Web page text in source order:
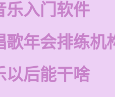
乐入门软件
歌年会排练机
以后能干啥